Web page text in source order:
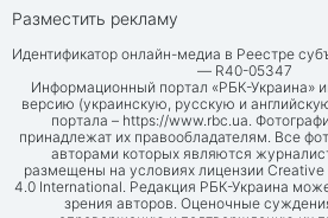
Разместить рекламу
Идентификатор онлайн-медиа в Реестре
— R40-05347
Информационный портал «РБК-Украина»
версию (украинскую, русскую и
портала – https://www.rbc.ua.
принадлежат их правообладателям. Все
авторами которых являются
размещены на условиях лицензии Creative
4.0 International. Редакция РБК-Украина
зрения авторов. Оценочные